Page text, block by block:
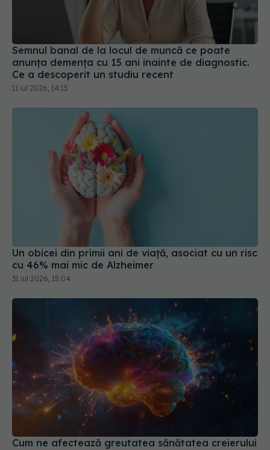
Semnul banal de la locul de muncă ce poate
anunța demența cu 15 ani înainte de diagnostic.
Ce a descoperit un studiu recent
11 iul 2026, 14:15
Un obicei din primii ani de viață, asociat cu un risc
cu 46% mai mic de Alzheimer
31 iul 2026, 15:04
Cum ne afectează greutatea sănătatea creierului